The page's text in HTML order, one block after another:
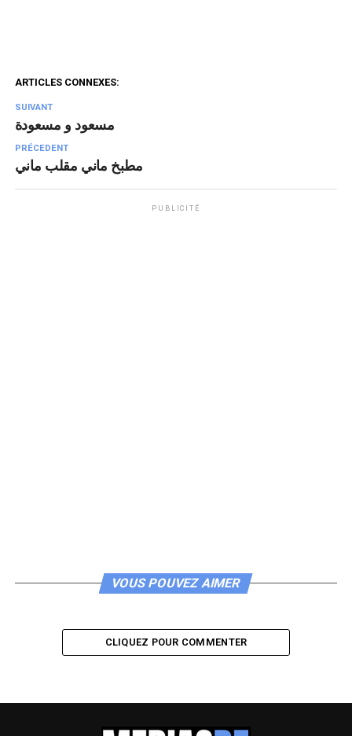
ARTICLES CONNEXES:
SUIVANT
مسعود و مسعودة
PRÉCEDENT
مطبخ ماني مقلب ماني
PUBLICITÉ
VOUS POUVEZ AIMER
CLIQUEZ POUR COMMENTER